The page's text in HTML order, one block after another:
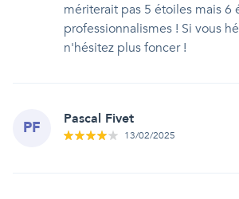
mériterait pas 5 étoiles mais 6
professionnalismes ! Si vous
n'hésitez plus foncer !
PF Pascal Fivet
13/02/2025